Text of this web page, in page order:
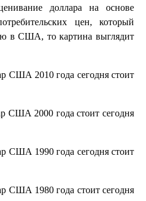
доллара на основе
цен, который
в США, то картина выглядит
года сегодня стоит
года стоит сегодня
года сегодня стоит
года стоит сегодня